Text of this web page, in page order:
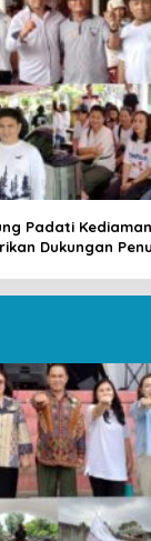
Padati
Dukungan